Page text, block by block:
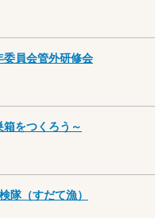
委員会管外研修会
をつくろう～
隊（すだて漁）